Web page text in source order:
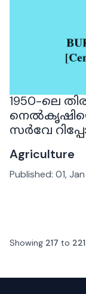
1950-ലെ
സർവേ
Agriculture
Published: 01, Jan
Showing 217 to 221